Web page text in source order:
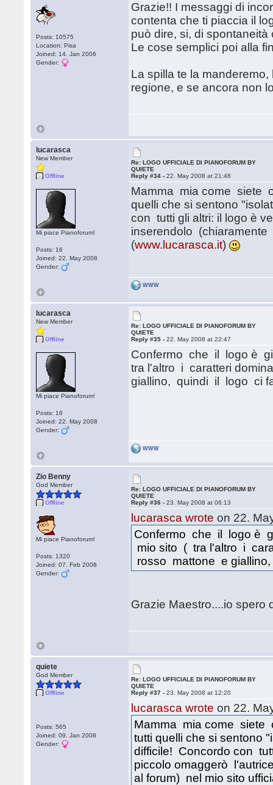
Posts: 10575
Location: Pisa
Joined: 14. Jan 2006
Gender:
Grazie!! I messaggi di
contenta che ti piaccia il
può dire, si, di
Le cose semplici poi alla
La spilla te la
regione, e se ancora non
lucarasca
New Member
Offline
Mi piace Pianoforum!
Posts: 16
Joined: 22. May 2008
Gender:
Re: LOGO UFFICIALE DI PIANOFORUM BY
QUIETE
Reply #34 -22. May 2008 at 21:46
Mamma mia come siete
quelli che si sentono
con tutti gli altri: il logo è
inserendolo
(www.lucarasca.it)
WWW
lucarasca
New Member
Offline
Mi piace Pianoforum!
Posts: 16
Joined: 22. May 2008
Gender:
Re: LOGO UFFICIALE DI PIANOFORUM BY
QUIETE
Reply #35 -22. May 2008 at 22:47
Confermo che il logo è
tra l'altro i caratteri
giallino, quindi il logo ci
WWW
Zio Benny
God Member
Offline
Mi piace Pianoforum!
Posts: 1320
Joined: 07. Feb 2008
Gender:
Re: LOGO UFFICIALE DI PIANOFORUM BY
QUIETE
Reply #36 -23. May 2008 at 06:13
lucarasca wrote on 22.
Confermo che il logo è
mio sito ( tra l'altro i
rosso mattone e
Grazie Maestro....io
quiete
God Member
Offline
Posts: 565
Joined: 09. Jan 2008
Gender:
Re: LOGO UFFICIALE DI PIANOFORUM BY
QUIETE
Reply #37 -23. May 2008 at 12:20
lucarasca wrote on 22.
Mamma mia come siete
tutti quelli che si
difficile! Concordo con
piccolo omaggerò
al forum) nel mio sito